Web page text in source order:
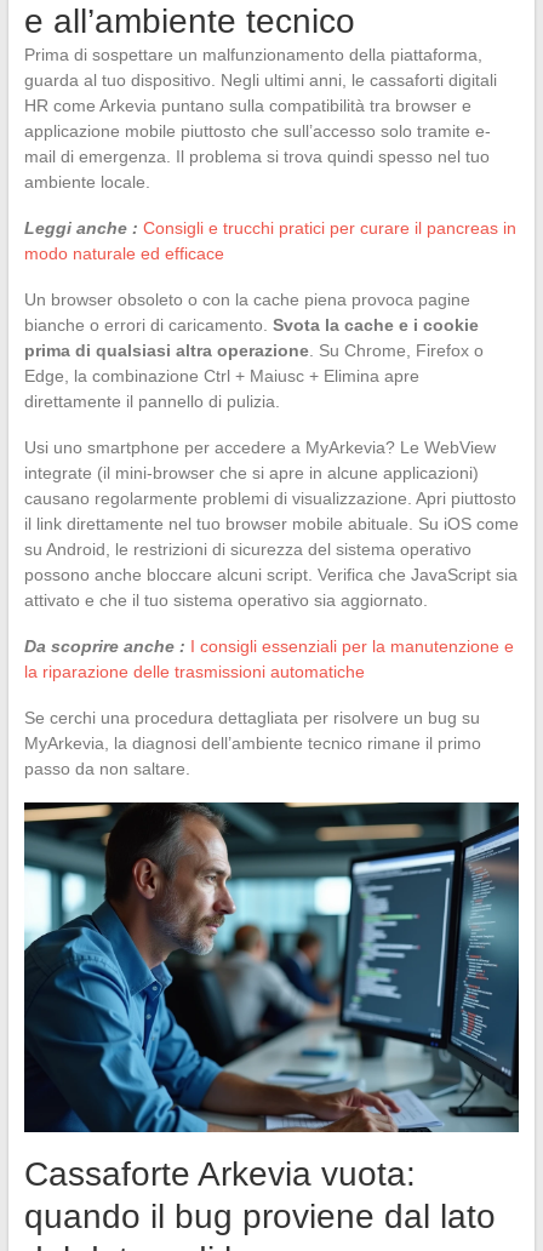
e all’ambiente tecnico
Prima di sospettare un malfunzionamento della piattaforma,
guarda al tuo dispositivo. Negli ultimi anni, le cassaforti digitali
HR come Arkevia puntano sulla compatibilità tra browser e
applicazione mobile piuttosto che sull’accesso solo tramite e-
mail di emergenza. Il problema si trova quindi spesso nel tuo
ambiente locale.
Leggi anche : Consigli e trucchi pratici per curare il pancreas in
modo naturale ed efficace
Un browser obsoleto o con la cache piena provoca pagine
bianche o errori di caricamento. Svota la cache e i cookie
prima di qualsiasi altra operazione. Su Chrome, Firefox o
Edge, la combinazione Ctrl + Maiusc + Elimina apre
direttamente il pannello di pulizia.
Usi uno smartphone per accedere a MyArkevia? Le WebView
integrate (il mini-browser che si apre in alcune applicazioni)
causano regolarmente problemi di visualizzazione. Apri piuttosto
il link direttamente nel tuo browser mobile abituale. Su iOS come
su Android, le restrizioni di sicurezza del sistema operativo
possono anche bloccare alcuni script. Verifica che JavaScript sia
attivato e che il tuo sistema operativo sia aggiornato.
Da scoprire anche : I consigli essenziali per la manutenzione e
la riparazione delle trasmissioni automatiche
Se cerchi una procedura dettagliata per risolvere un bug su
MyArkevia, la diagnosi dell’ambiente tecnico rimane il primo
passo da non saltare.
Cassaforte Arkevia vuota:
quando il bug proviene dal lato